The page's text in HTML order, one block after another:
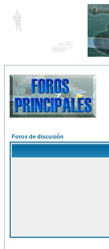
Foros de discusión